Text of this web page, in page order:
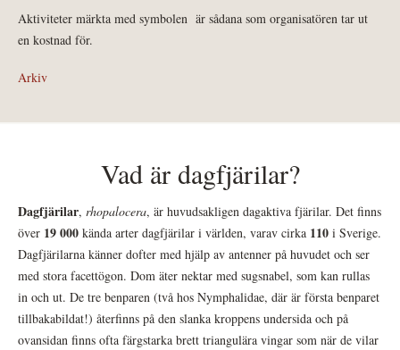
Aktiviteter märkta med symbolen är sådana som organisatören tar ut
en kostnad för.
Arkiv
Vad är dagfjärilar?
Dagfjärilar, rhopalocera, är huvudsakligen dagaktiva fjärilar. Det finns
över 19 000 kända arter dagfjärilar i världen, varav cirka 110 i Sverige.
Dagfjärilarna känner dofter med hjälp av antenner på huvudet och ser
med stora facettögon. Dom äter nektar med sugsnabel, som kan rullas
in och ut. De tre benparen (två hos Nymphalidae, där är första benparet
tillbakabildat!) återfinns på den slanka kroppens undersida och på
ovansidan finns ofta färgstarka brett triangulära vingar som när de vilar